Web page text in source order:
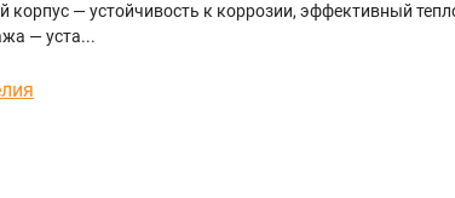
— устойчивость к коррозии, эффективный
— уста...